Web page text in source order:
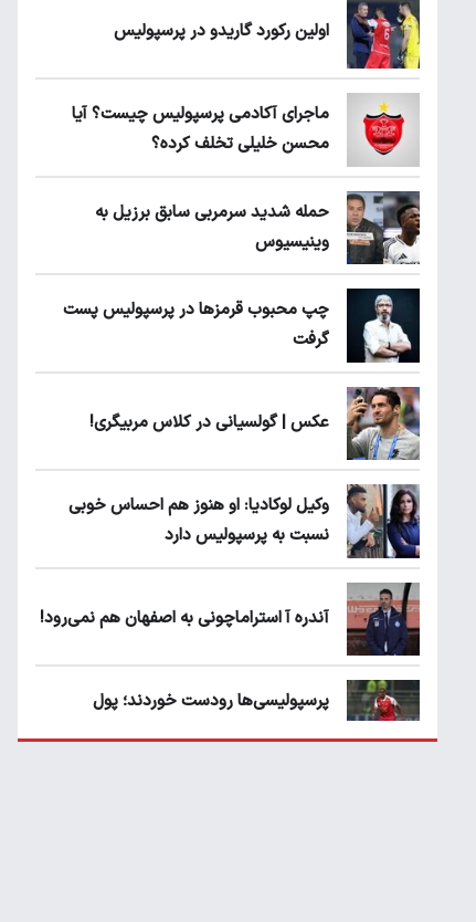
اولین رکورد گاریدو در پرسپولیس
ماجرای آکادمی پرسپولیس چیست؟ آیا
محسن خلیلی تخلف کرده؟
حمله شدید سرمربی سابق برزیل به
وینیسیوس
چپ محبوب قرمزها در پرسپولیس پست
گرفت
عکس | گولسیانی در کلاس مربیگری!
وکیل لوکادیا: او هنوز هم احساس خوبی
نسبت به پرسپولیس دارد
آندره آ استراماچونی به اصفهان هم نمی‌رود!
پرسپولیسی‌ها رودست خوردند؛ پول